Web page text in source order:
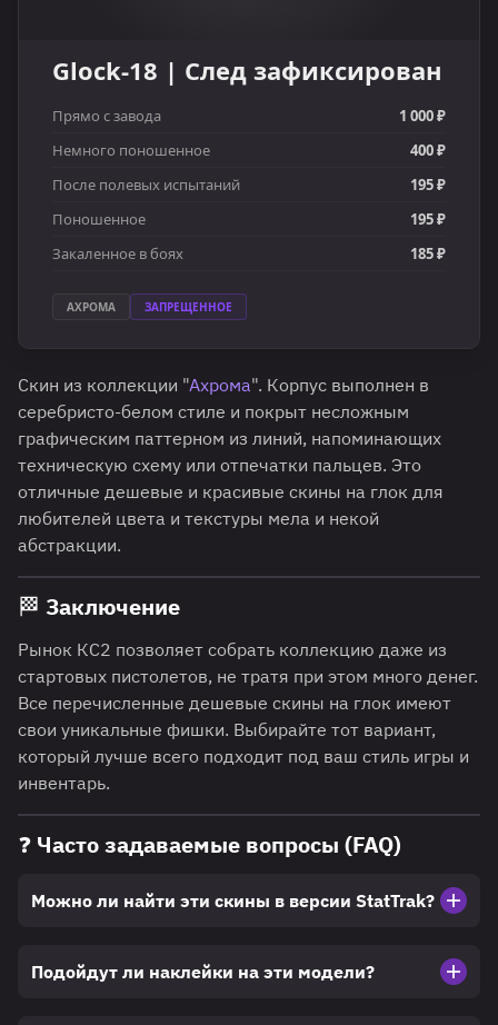
Glock-18 | След зафиксирован
Прямо с завода
1 000 ₽
Немного поношенное
400 ₽
После полевых испытаний
195 ₽
Поношенное
195 ₽
Закаленное в боях
185 ₽
АХРОМА ЗАПРЕЩЕННОЕ
Скин из коллекции "Ахрома". Корпус выполнен в
серебристо-белом стиле и покрыт несложным
графическим паттерном из линий, напоминающих
техническую схему или отпечатки пальцев. Это
отличные дешевые и красивые скины на глок для
любителей цвета и текстуры мела и некой
абстракции.
🏁 Заключение
Рынок КС2 позволяет собрать коллекцию даже из
стартовых пистолетов, не тратя при этом много денег.
Все перечисленные дешевые скины на глок имеют
свои уникальные фишки. Выбирайте тот вариант,
который лучше всего подходит под ваш стиль игры и
инвентарь.
❓ Часто задаваемые вопросы (FAQ)
Можно ли найти эти скины в версии StatTrak?
Подойдут ли наклейки на эти модели?